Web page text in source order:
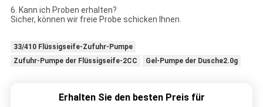
6. Kann ich Proben erhalten?
Sicher, können wir freie Probe schicken Ihnen.
33/410 Flüssigseife-Zufuhr-Pumpe
Zufuhr-Pumpe der Flüssigseife-2CC
Gel-Pumpe der Dusche2.0g
Erhalten Sie den besten Preis für